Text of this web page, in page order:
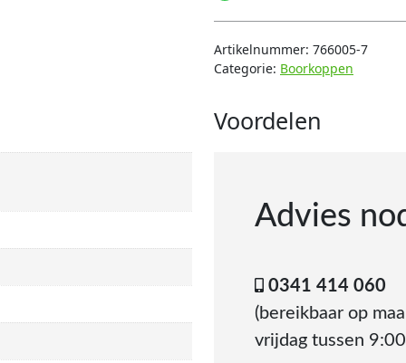
Artikelnummer: 766005-7
Categorie: Boorkoppen
Voordelen
Advies
0341 414 060
(bereikbaar op
vrijdag tussen